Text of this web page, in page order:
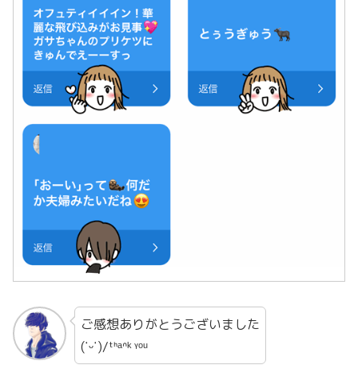
ご感想ありがとうございました
(˙ᵕ˙)/ᵗᑋᵃᐢᵏ ᵞᵒᵘ